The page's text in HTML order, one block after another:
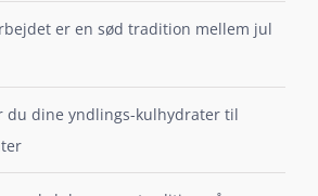
er en sød tradition mellem jul
du dine yndlings-kulhydrater til